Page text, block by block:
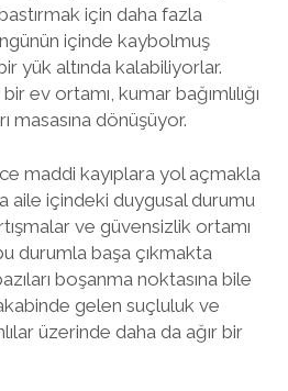
için daha fazla
içinde kaybolmuş
yük altında kalabiliyorlar.
ev ortamı, kumar bağımlılığı
masasına dönüşüyor.
maddi kayıplara yol açmakla
aile içindeki duygusal durumu
ve güvensizlik ortamı
durumla başa çıkmakta
boşanma noktasına bile
gelen suçluluk ve
üzerinde daha da ağır bir